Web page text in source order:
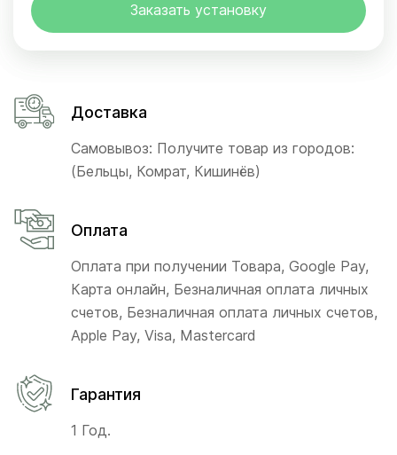
Заказать установку
Доставка
Самовывоз: Получите товар из городов:
(Бельцы, Комрат, Кишинёв)
Оплата
Оплата при получении Товара, Google Pay,
Карта онлайн, Безналичная оплата личных
счетов, Безналичная оплата личных счетов,
Apple Pay, Visa, Mastercard
Гарантия
1 Год.